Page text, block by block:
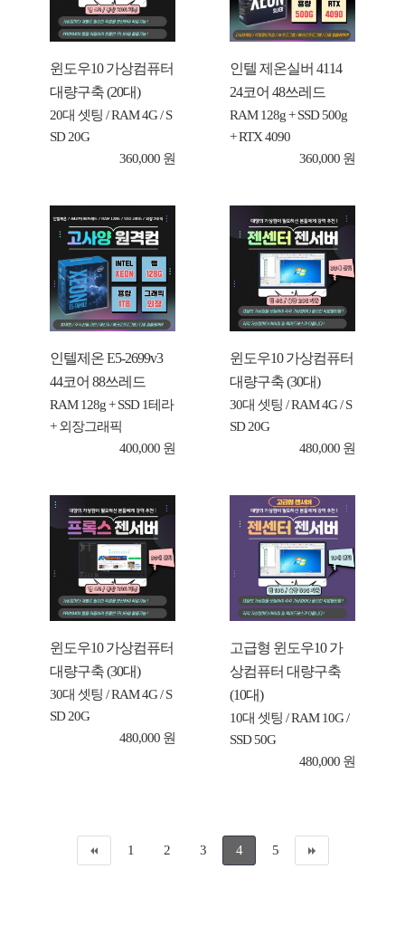
윈도우10 가상컴퓨터
대량구축 (20대)
20대 셋팅 / RAM 4G / S
SD 20G
360,000 원
인텔 제온실버 4114
24코어 48쓰레드
RAM 128g + SSD 500g
+ RTX 4090
360,000 원
인텔제온 E5-2699v3
44코어 88쓰레드
RAM 128g + SSD 1테라
+ 외장그래픽
400,000 원
윈도우10 가상컴퓨터
대량구축 (30대)
30대 셋팅 / RAM 4G / S
SD 20G
480,000 원
윈도우10 가상컴퓨터
대량구축 (30대)
30대 셋팅 / RAM 4G / S
SD 20G
480,000 원
고급형 윈도우10 가
상컴퓨터 대량구축
(10대)
10대 셋팅 / RAM 10G /
SSD 50G
480,000 원
1 2 3 4 5